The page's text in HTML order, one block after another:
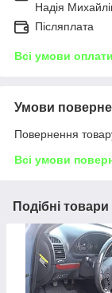
Надія
Післяплата
Всі умови оплати
Умови
Повернення
Всі умови
Подібні товари